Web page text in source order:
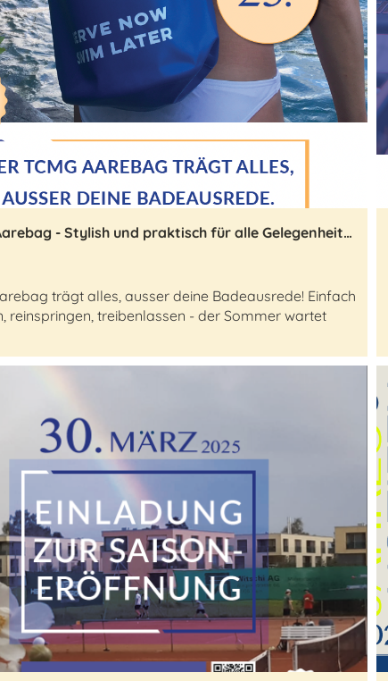
Der TCMG Aarebag - Stylish und praktisch für alle Gelegenheiten
trägt alles, ausser deine Badeausrede! Einfach
reinspringen, treibenlassen - der Sommer wartet